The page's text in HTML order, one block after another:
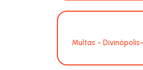
Multas -